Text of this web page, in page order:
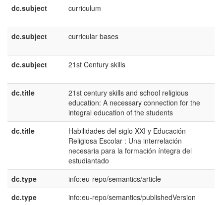
dc.subject
curriculum
dc.subject
curricular bases
dc.subject
21st Century skills
dc.title
21st century skills and school religious
education: A necessary connection for the
integral education of the students
dc.title
Habilidades del siglo XXI y Educación
Religiosa Escolar : Una interrelación
necesaria para la formación íntegra del
estudiantado
dc.type
info:eu-repo/semantics/article
dc.type
info:eu-repo/semantics/publishedVersion